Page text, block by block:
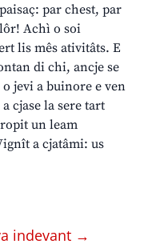
par chest, par
Achì o soi
lis mês ativitâts. E
di chi, ancje se
jevi a buinore e ven
cjase la sere tart
un leam
a cjatâmi: us
indevant →